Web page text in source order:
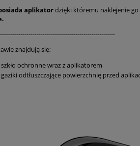
aplikatordzięki któremu naklejenie go
znajdują się:
szkło ochronne wraz z aplikatorem
gaziki odtłuszczające powierzchnię przed